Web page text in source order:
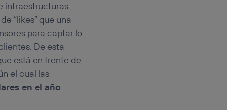
infraestructuras
“likes” que una
para captar lo
De esta
está en frente de
el cual las
en el año